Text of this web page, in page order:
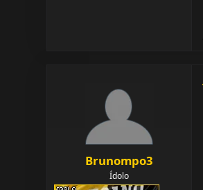
Brunompo3
Ídolo